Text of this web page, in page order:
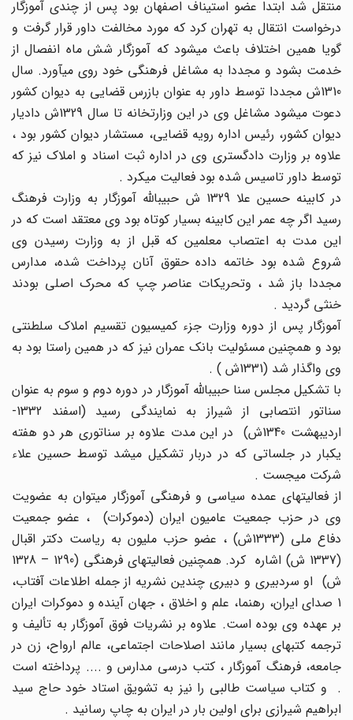
منتقل شد ابتدا عضو استیناف اصفهان بود پس از چندی آموزگار
درخواست انتقال به تهران کرد که مورد مخالفت داور قرار گرفت و
گویا همین اختلاف باعث می‏شود که آموزگار شش ماه انفصال از
خدمت بشود و مجددا به مشاغل فرهنگی خود روی می‏آورد. سال
1310ش مجددا توسط داور به عنوان بازرس قضایی به دیوان کشور
دعوت می‏شود مشاغل وی در این وزارتخانه تا سال 1329ش دادیار
دیوان کشور، رئیس اداره رویه قضایی، مستشار دیوان کشور بود ،
علاوه بر وزارت دادگستری وی در اداره ثبت اسناد و املاک نیز که
توسط داور تاسیس شده بود فعالیت می‏کرد .
در کابینه حسین علا 1329 ش حبیب‏الله آموزگار به وزارت فرهنگ
رسید اگر چه عمر این کابینه بسیار کوتاه بود وی معتقد است که در
این مدت به اعتصاب معلمین که قبل از به وزارت رسیدن وی
شروع شده بود خاتمه داده حقوق آنان پرداخت شده، مدارس
مجددا باز شد ، وتحریکات عناصر چپ که محرک اصلی بودند
خنثی گردید .
آموزگار پس از دوره وزارت جزء کمیسیون تقسیم املاک سلطنتی
بود و همچنین مسئولیت بانک عمران نیز که در همین راستا بود به
وی واگذار شد (1331ش ) .
با تشکیل مجلس سنا حبیب‏الله آموزگار در دوره دوم و سوم به عنوان
سناتور انتصابی از شیراز به نمایندگی رسید (اسفند 1332-
اردیبهشت 1340ش) در این مدت علاوه بر سناتوری هر دو هفته
یکبار در جلساتی که در دربار تشکیل می‏شد توسط حسین علاء
شرکت می‏جست .
از فعالیت‏های عمده سیاسی و فرهنگی آموزگار می‏توان به عضویت
وی در حزب جمعیت عامیون ایران (دموکرات) ، عضو جمعیت
دفاع ملی (1333ش) ، عضو حزب ملیون به ریاست دکتر اقبال
(1337 ش) اشاره کرد. همچنین فعالیت‏های فرهنگی (1290 – 1328
ش) او سردبیری و دبیری چندین نشریه از جمله اطلاعات آفتاب،
1 صدای ایران، رهنما، علم و اخلاق ، جهان آینده و دموکرات ایران
بر عهده وی بوده است. علاوه بر نشریات فوق آموزگار به تألیف و
ترجمه کتبهای بسیار مانند اصلاحات اجتماعی، عالم ارواح، زن در
جامعه، فرهنگ آموزگار ، کتب درسی مدارس و .... پرداخته است
. و کتاب سیاست طالبی را نیز به تشویق استاد خود حاج سید
ابراهیم شیرازی برای اولین بار در ایران به چاپ رسانید .